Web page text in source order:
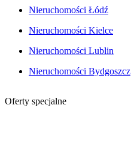
Nieruchomości Łódź
Nieruchomości Kielce
Nieruchomości Lublin
Nieruchomości Bydgoszcz
Oferty specjalne